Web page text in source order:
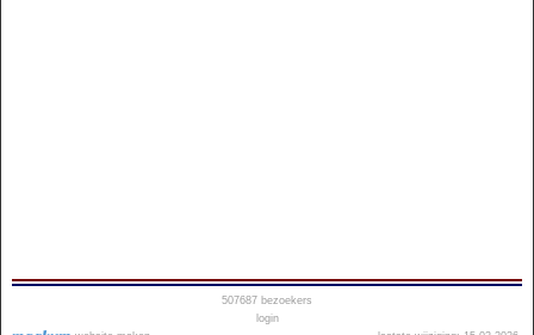
507687 bezoekers
login